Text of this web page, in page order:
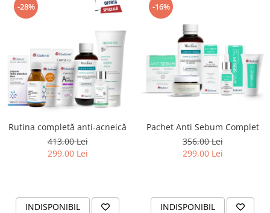
-28%
Rutina completă anti-acneică
413,00 Lei
299,00 Lei
INDISPONIBIL
-16%
Pachet Anti Sebum Complet
356,00 Lei
299,00 Lei
INDISPONIBIL